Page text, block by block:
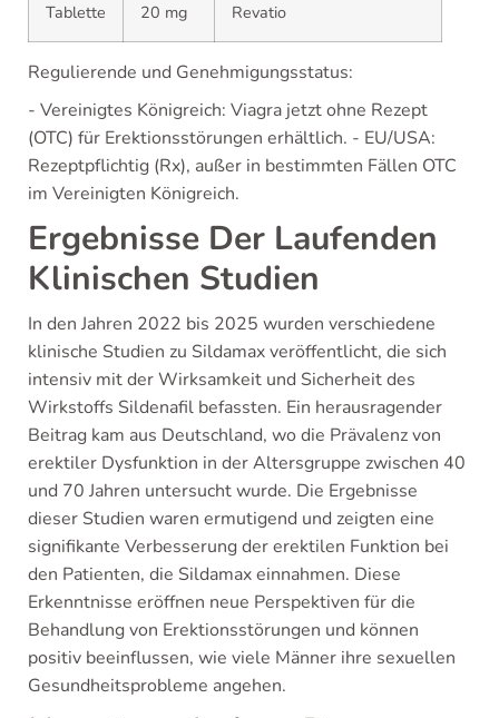
Tablette 20 mg Revatio
Regulierende und Genehmigungsstatus:
- Vereinigtes Königreich: Viagra jetzt ohne Rezept
(OTC) für Erektionsstörungen erhältlich. - EU/USA:
Rezeptpflichtig (Rx), außer in bestimmten Fällen OTC
im Vereinigten Königreich.
Ergebnisse Der Laufenden
Klinischen Studien
In den Jahren 2022 bis 2025 wurden verschiedene
klinische Studien zu Sildamax veröffentlicht, die sich
intensiv mit der Wirksamkeit und Sicherheit des
Wirkstoffs Sildenafil befassten. Ein herausragender
Beitrag kam aus Deutschland, wo die Prävalenz von
erektiler Dysfunktion in der Altersgruppe zwischen 40
und 70 Jahren untersucht wurde. Die Ergebnisse
dieser Studien waren ermutigend und zeigten eine
signifikante Verbesserung der erektilen Funktion bei
den Patienten, die Sildamax einnahmen. Diese
Erkenntnisse eröffnen neue Perspektiven für die
Behandlung von Erektionsstörungen und können
positiv beeinflussen, wie viele Männer ihre sexuellen
Gesundheitsprobleme angehen.